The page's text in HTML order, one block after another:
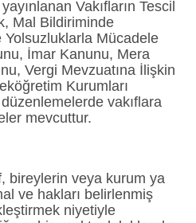
Vakıfların Tescil
Mal Bildiriminde
Yolsuzluklarla Mücadele
İmar Kanunu, Mera
Vergi Mevzuatına İlişkin
Kurumları
vakıflara
mevcuttur.
bireylerin veya kurum ya
ve hakları belirlenmiş
niyetiyle